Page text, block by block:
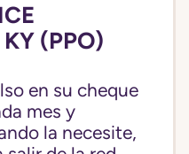
(PPO)
en su cheque
mes y
la necesite,